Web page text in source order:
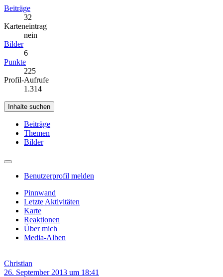
Beiträge
32
Karteneintrag
nein
Bilder
6
Punkte
225
Profil-Aufrufe
1.314
Inhalte suchen
Beiträge
Themen
Bilder
Benutzerprofil melden
Pinnwand
Letzte Aktivitäten
Karte
Reaktionen
Über mich
Media-Alben
Christian
26. September 2013 um 18:41